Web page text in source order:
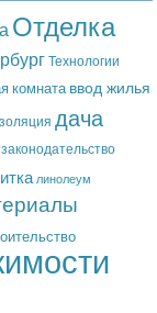
Отделка
Технологии
комната ввод жилья
дача
законодательство
линолеум